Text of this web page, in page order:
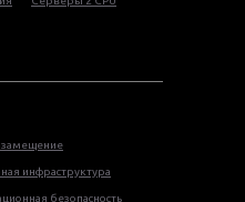
инфраструктура
безопасность